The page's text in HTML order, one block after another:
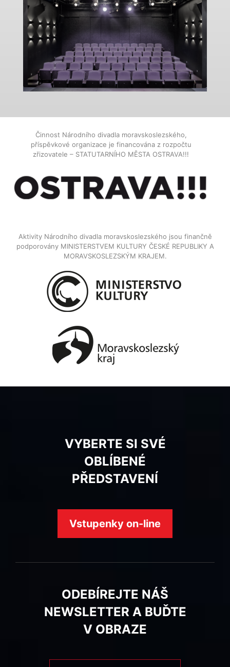
Činnost Národního divadla moravskoslezského,
příspěvkové organizace je financována z rozpočtu
zřizovatele – STATUTARNÍHO MĚSTA OSTRAVA!!!
Aktivity Národního divadla moravskoslezského jsou finančně
podporovány MINISTERSTVEM KULTURY ČESKÉ REPUBLIKY A
MORAVSKOSLEZSKÝM KRAJEM.
VYBERTE SI SVÉ
OBLÍBENÉ
PŘEDSTAVENÍ
Vstupenky on-line
ODEBÍREJTE NÁŠ
NEWSLETTER A BUĎTE
V OBRAZE